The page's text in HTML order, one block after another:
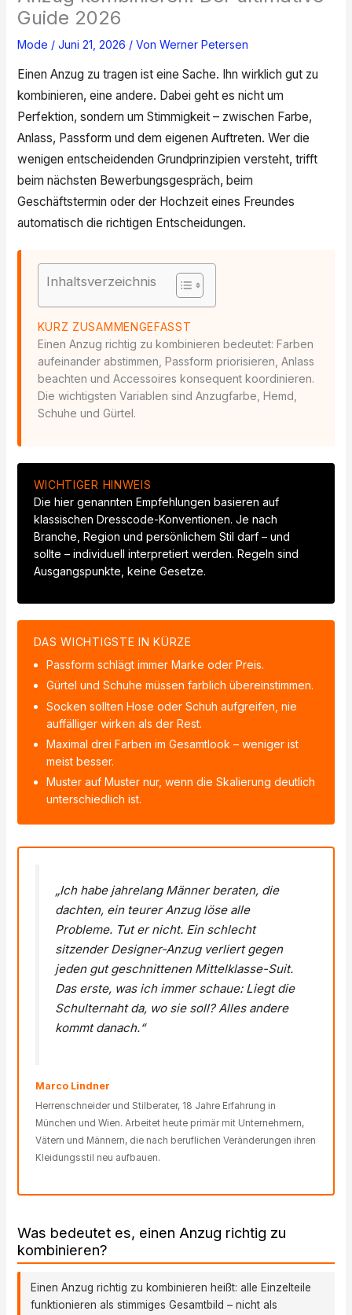
Guide 2026
Mode / Juni 21, 2026 / Von Werner Petersen
Einen Anzug zu tragen ist eine Sache. Ihn wirklich gut zu
kombinieren, eine andere. Dabei geht es nicht um
Perfektion, sondern um Stimmigkeit – zwischen Farbe,
Anlass, Passform und dem eigenen Auftreten. Wer die
wenigen entscheidenden Grundprinzipien versteht, trifft
beim nächsten Bewerbungsgespräch, beim
Geschäftstermin oder der Hochzeit eines Freundes
automatisch die richtigen Entscheidungen.
Inhaltsverzeichnis
KURZ ZUSAMMENGEFASST
Einen Anzug richtig zu kombinieren bedeutet: Farben
aufeinander abstimmen, Passform priorisieren, Anlass
beachten und Accessoires konsequent koordinieren.
Die wichtigsten Variablen sind Anzugfarbe, Hemd,
Schuhe und Gürtel.
WICHTIGER HINWEIS
Die hier genannten Empfehlungen basieren auf
klassischen Dresscode-Konventionen. Je nach
Branche, Region und persönlichem Stil darf – und
sollte – individuell interpretiert werden. Regeln sind
Ausgangspunkte, keine Gesetze.
DAS WICHTIGSTE IN KÜRZE
Passform schlägt immer Marke oder Preis.
Gürtel und Schuhe müssen farblich übereinstimmen.
Socken sollten Hose oder Schuh aufgreifen, nie
auffälliger wirken als der Rest.
Maximal drei Farben im Gesamtlook – weniger ist
meist besser.
Muster auf Muster nur, wenn die Skalierung deutlich
unterschiedlich ist.
„Ich habe jahrelang Männer beraten, die
dachten, ein teurer Anzug löse alle
Probleme. Tut er nicht. Ein schlecht
sitzender Designer-Anzug verliert gegen
jeden gut geschnittenen Mittelklasse-Suit.
Das erste, was ich immer schaue: Liegt die
Schulternaht da, wo sie soll? Alles andere
kommt danach.“
Marco Lindner
Herrenschneider und Stilberater, 18 Jahre Erfahrung in
München und Wien. Arbeitet heute primär mit Unternehmern,
Vätern und Männern, die nach beruflichen Veränderungen ihren
Kleidungsstil neu aufbauen.
Was bedeutet es, einen Anzug richtig zu
kombinieren?
Einen Anzug richtig zu kombinieren heißt: alle Einzelteile
funktionieren als stimmiges Gesamtbild – nicht als